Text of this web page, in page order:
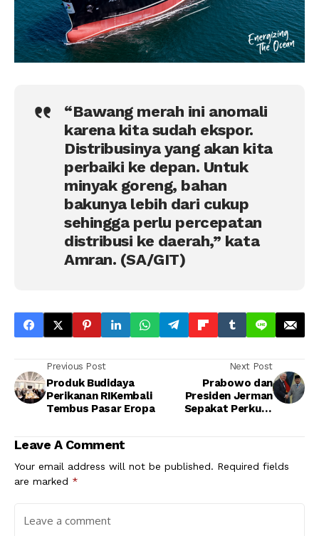
“Bawang merah ini anomali
karena kita sudah ekspor.
Distribusinya yang akan kita
perbaiki ke depan. Untuk
minyak goreng, bahan
bakunya lebih dari cukup
sehingga perlu percepatan
distribusi ke daerah,” kata
Amran. (SA/GIT)
Previous Post
Produk Budidaya
Perikanan RIKembali
Tembus Pasar Eropa
Next Post
Prabowo dan
Presiden Jerman
Sepakat Perkuat
Leave A Comment
Your email address will not be published. Required fields
are marked *